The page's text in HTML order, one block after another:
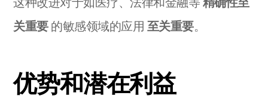
关重要的敏感领域的应用 至关重要。
优势和潜在利益